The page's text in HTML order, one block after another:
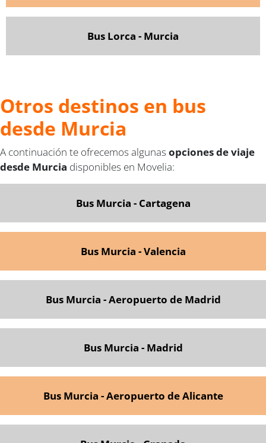
Bus Lorca - Murcia
Otros destinos en bus
desde Murcia
A continuación te ofrecemos algunas opciones de viaje
desde Murcia disponibles en Movelia:
Bus Murcia - Cartagena
Bus Murcia - Valencia
Bus Murcia - Aeropuerto de Madrid
Bus Murcia - Madrid
Bus Murcia - Aeropuerto de Alicante